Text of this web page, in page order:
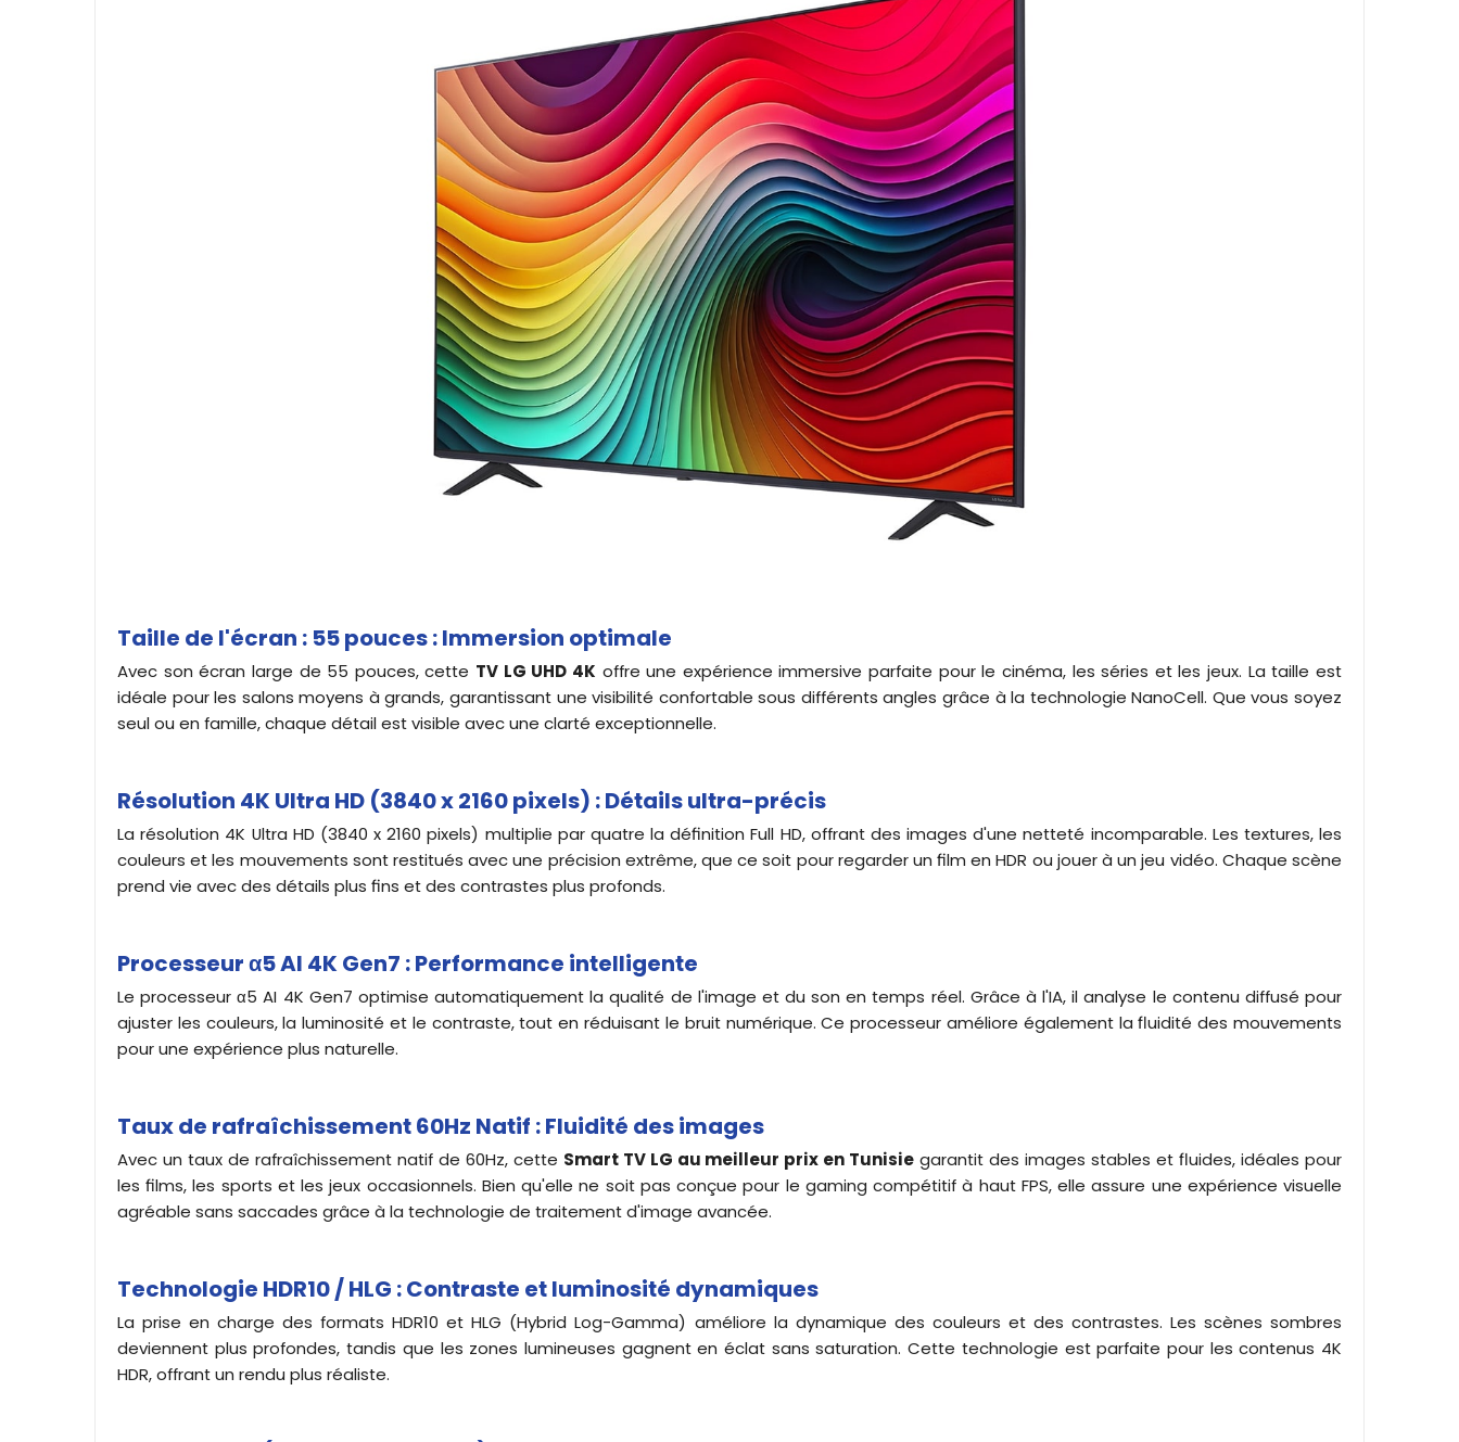
Taille de l'écran : 55 pouces : Immersion optimale
Avec son écran large de 55 pouces, cette TV LG UHD 4K offre une expérience immersive parfaite pour le cinéma, les séries et les jeux. La taille est
idéale pour les salons moyens à grands, garantissant une visibilité confortable sous différents angles grâce à la technologie NanoCell. Que vous soyez
seul ou en famille, chaque détail est visible avec une clarté exceptionnelle.
Résolution 4K Ultra HD (3840 x 2160 pixels) : Détails ultra-précis
La résolution 4K Ultra HD (3840 x 2160 pixels) multiplie par quatre la définition Full HD, offrant des images d'une netteté incomparable. Les textures, les
couleurs et les mouvements sont restitués avec une précision extrême, que ce soit pour regarder un film en HDR ou jouer à un jeu vidéo. Chaque scène
prend vie avec des détails plus fins et des contrastes plus profonds.
Processeur α5 AI 4K Gen7 : Performance intelligente
Le processeur α5 AI 4K Gen7 optimise automatiquement la qualité de l'image et du son en temps réel. Grâce à l'IA, il analyse le contenu diffusé pour
ajuster les couleurs, la luminosité et le contraste, tout en réduisant le bruit numérique. Ce processeur améliore également la fluidité des mouvements
pour une expérience plus naturelle.
Taux de rafraîchissement 60Hz Natif : Fluidité des images
Avec un taux de rafraîchissement natif de 60Hz, cette Smart TV LG au meilleur prix en Tunisie garantit des images stables et fluides, idéales pour
les films, les sports et les jeux occasionnels. Bien qu'elle ne soit pas conçue pour le gaming compétitif à haut FPS, elle assure une expérience visuelle
agréable sans saccades grâce à la technologie de traitement d'image avancée.
Technologie HDR10 / HLG : Contraste et luminosité dynamiques
La prise en charge des formats HDR10 et HLG (Hybrid Log-Gamma) améliore la dynamique des couleurs et des contrastes. Les scènes sombres
deviennent plus profondes, tandis que les zones lumineuses gagnent en éclat sans saturation. Cette technologie est parfaite pour les contenus 4K
HDR, offrant un rendu plus réaliste.